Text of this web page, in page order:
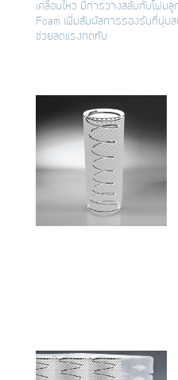
เคลื่อนไหว มีการวางสลับกับโฟม
Foam เพิ่มสัมผัสการรองรับที่นุ่มส
ช่วยลดแรงกดทับ